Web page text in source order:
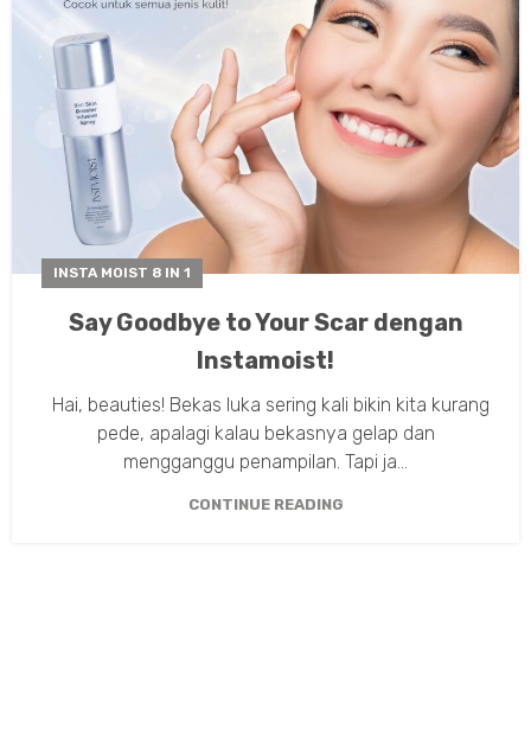
INSTA MOIST 8 IN 1
Say Goodbye to Your Scar dengan
Instamoist!
Hai, beauties! Bekas luka sering kali bikin kita kurang
pede, apalagi kalau bekasnya gelap dan
mengganggu penampilan. Tapi ja...
CONTINUE READING